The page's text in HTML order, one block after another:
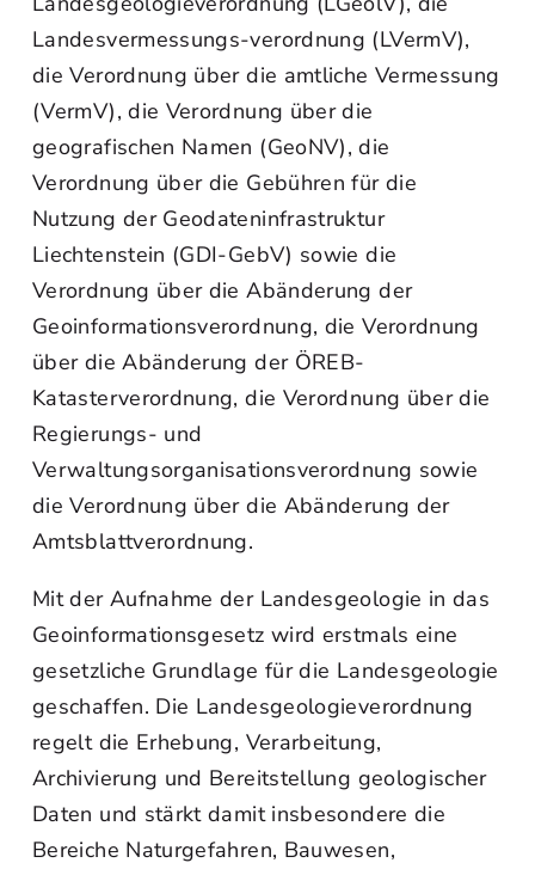
Landesvermessungs-verordnung (LVermV),
die Verordnung über die amtliche Vermessung
(VermV), die Verordnung über die
geografischen Namen (GeoNV), die
Verordnung über die Gebühren für die
Nutzung der Geodateninfrastruktur
Liechtenstein (GDI-GebV) sowie die
Verordnung über die Abänderung der
Geoinformationsverordnung, die Verordnung
über die Abänderung der ÖREB-
Katasterverordnung, die Verordnung über die
Regierungs- und
Verwaltungsorganisationsverordnung sowie
die Verordnung über die Abänderung der
Amtsblattverordnung.
Mit der Aufnahme der Landesgeologie in das
Geoinformationsgesetz wird erstmals eine
gesetzliche Grundlage für die Landesgeologie
geschaffen. Die Landesgeologieverordnung
regelt die Erhebung, Verarbeitung,
Archivierung und Bereitstellung geologischer
Daten und stärkt damit insbesondere die
Bereiche Naturgefahren, Bauwesen,